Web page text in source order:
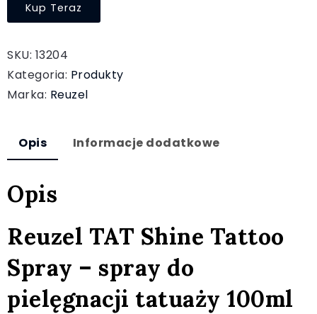
Kup Teraz
SKU: 13204
Kategoria: Produkty
Marka: Reuzel
Opis Informacje dodatkowe
Opis
Reuzel TAT Shine Tattoo
Spray – spray do
pielęgnacji tatuaży 100ml